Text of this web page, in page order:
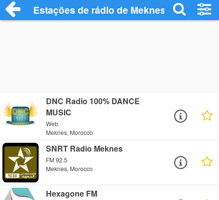
Estações de rádio de Meknes - Ouça
DNC Radio 100% DANCE
MUSIC
Web
Meknes, Morocco
SNRT Radio Meknes
FM 92.5
Meknes, Morocco
Hexagone FM